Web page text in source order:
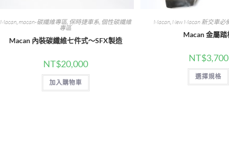
Macan, macan-碳纖維專區, 保時捷車系, 個性碳纖維
專區
Macan 內裝碳纖維七件式～SFX製造
NT$20,000
加入購物車
Macan, New Macan 新交車必
Macan 金屬踏
NT$3,700
選擇規格